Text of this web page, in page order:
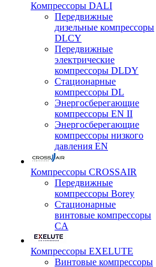
Компрессоры DALI
Передвижные
дизельные компрессоры
DLCY
Передвижные
электрические
компрессоры DLDY
Стационарные
компрессоры DL
Энергосберегающие
компрессоры EN II
Энергосберегающие
компрессоры низкого
давления EN
Компрессоры CROSSAIR
Передвижные
компрессоры Borey
Стационарные
винтовые компрессоры
CA
Компрессоры EXELUTE
Винтовые компрессоры